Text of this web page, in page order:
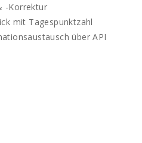
-Korrektur
mit Tagespunktzahl
über API